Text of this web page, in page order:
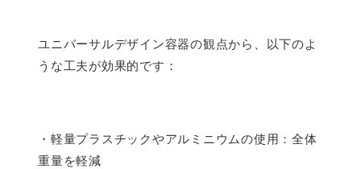
ユニバーサルデザイン容器の観点から、以下のよ
うな工夫が効果的です：
・軽量プラスチックやアルミニウムの使用：全体
重量を軽減